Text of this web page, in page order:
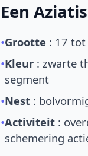
Een
•Grootte : 17 tot
•Kleur : zwarte
segment
•Nest :
•Activiteit :
schemering